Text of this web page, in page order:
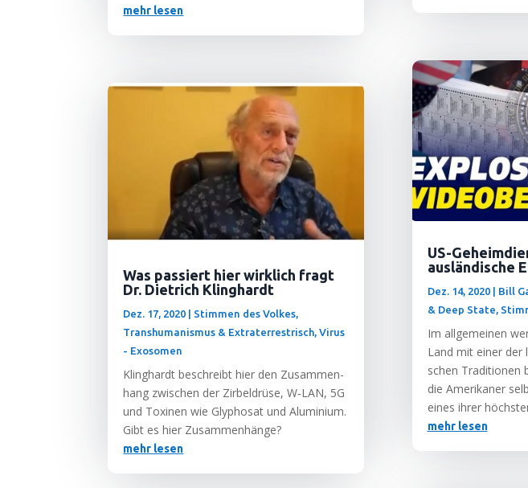
mehr lesen
Was passiert hier wirklich fragt
Dr. Dietrich Klinghardt
Dez. 17, 2020 | Stimmen des Volkes
Transhumanismus & Extraterrestrisch ,Virus
- Exosomen
Kling­hardt beschreibt hier den Zusam­men­
hang zwi­schen der Zir­bel­drü­se, W‑LAN, 5G
und Toxi­nen wie Gly­pho­sat und Alu­mi­ni­um.
Gibt es hier Zusammenhänge?
mehr lesen
US-
ausländische
Dez. 14, 2020| Bill
& Deep State
Im all­ge­mei­nen
Land mit einer
schen Tra­di­tio­nen
die Ame­ri­ka­ner
eines ihrer
mehr lesen